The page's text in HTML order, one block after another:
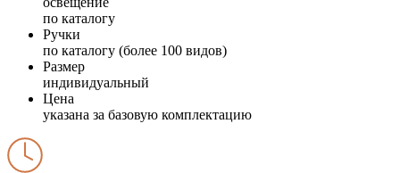
по каталогу
Ручки
по каталогу (более 100 видов)
Размер
индивидуальный
Цена
указана за базовую комплектацию